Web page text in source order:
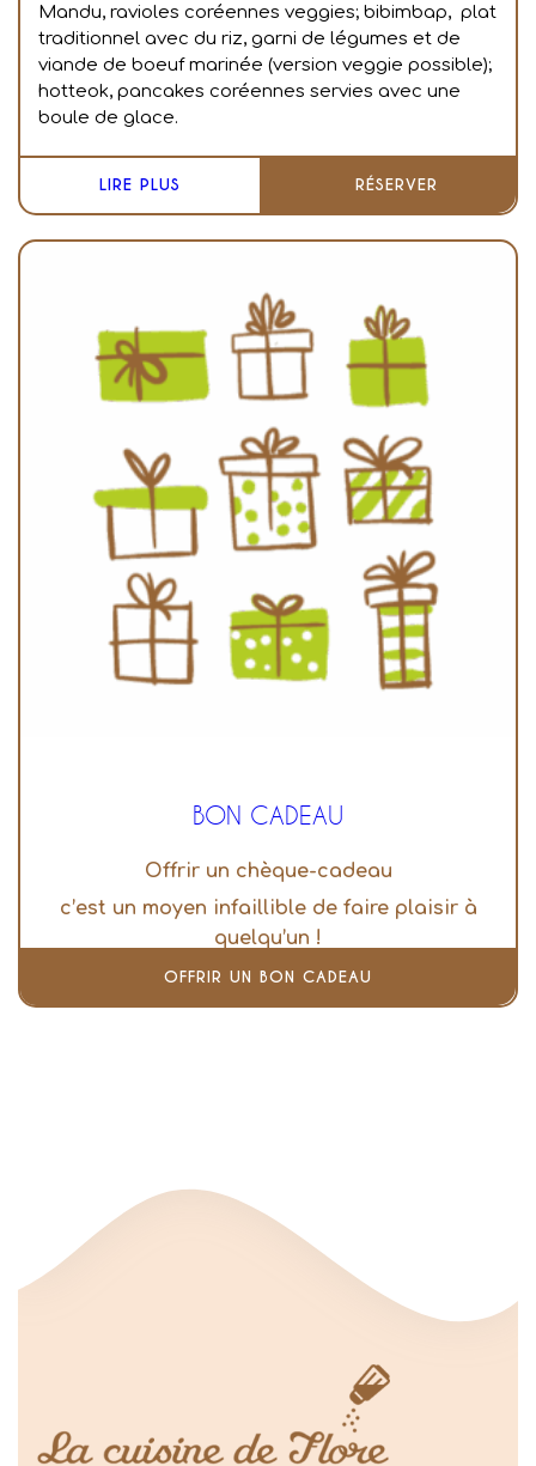
Mandu, ravioles coréennes veggies; bibimbap, plat
traditionnel avec du riz, garni de légumes et de
viande de boeuf marinée (version veggie possible);
hotteok, pancakes coréennes servies avec une
boule de glace.
LIRE PLUS RÉSERVER
BON CADEAU
Offrir un chèque-cadeau
c’est un moyen infaillible de faire plaisir à
quelqu’un !
OFFRIR UN BON CADEAU